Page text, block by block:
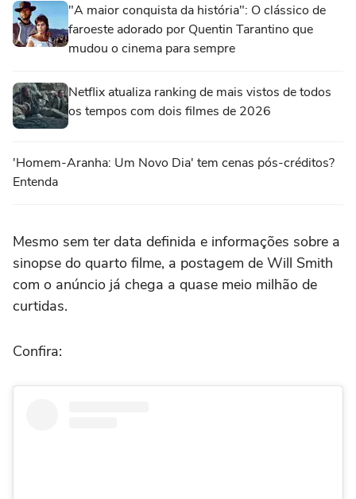
"A maior conquista da história": O clássico de
faroeste adorado por Quentin Tarantino que
mudou o cinema para sempre
Netflix atualiza ranking de mais vistos de todos
os tempos com dois filmes de 2026
'Homem-Aranha: Um Novo Dia' tem cenas pós-créditos?
Entenda
Mesmo sem ter data definida e informações sobre a
sinopse do quarto filme, a postagem de Will Smith
com o anúncio já chega a quase meio milhão de
curtidas.
Confira: